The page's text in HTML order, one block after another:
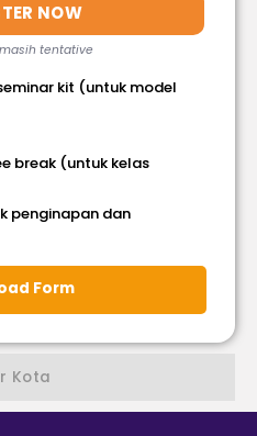
Kota
NOW
tentative
kit (untuk model
break (untuk kelas
penginapan dan
Form